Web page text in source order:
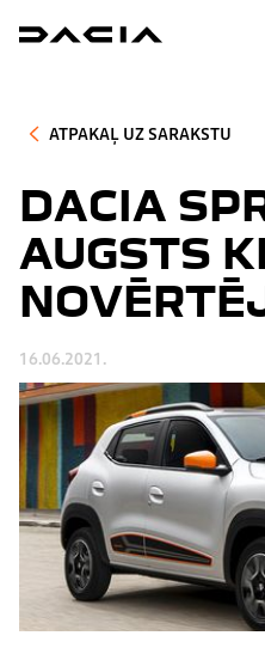
ATPAKAĻ UZ SARAKSTU
DACIA
AUGSTS
16.06.2021.